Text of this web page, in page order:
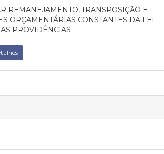
REMANEJAMENTO, TRANSPOSIÇÃO E
ORÇAMENTÁRIAS CONSTANTES DA LEI
PROVIDÊNCIAS